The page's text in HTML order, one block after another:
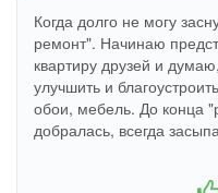
Когда долго не могу
ремонт". Начинаю
квартиру друзей и
улучшить и
обои, мебель. До конца
добралась, всегда